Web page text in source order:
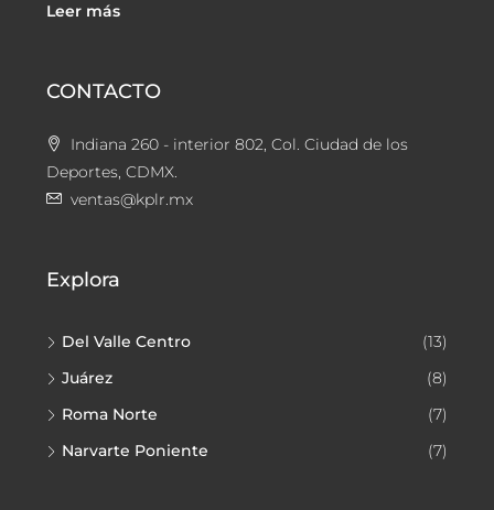
Leer más
CONTACTO
Indiana 260 - interior 802, Col. Ciudad de los
Deportes, CDMX.
ventas@kplr.mx
Explora
Del Valle Centro
(13)
Juárez
(8)
Roma Norte
(7)
Narvarte Poniente
(7)